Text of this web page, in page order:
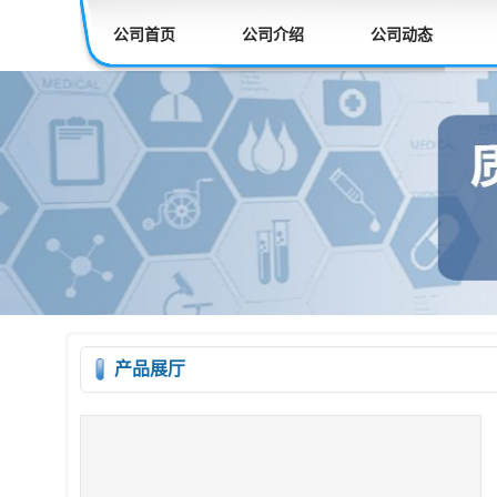
公司首页 公司介绍 公司动态
产品展厅